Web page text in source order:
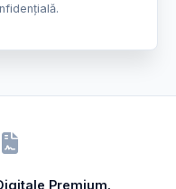
Premium.